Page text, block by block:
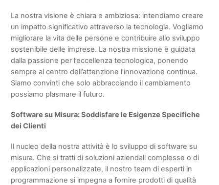
La nostra visione è chiara e ambiziosa: intendiamo creare
un impatto significativo attraverso la tecnologia. Vogliamo
migliorare la vita delle persone e contribuire allo sviluppo
sostenibile delle imprese. La nostra missione è guidata
dalla passione per l’eccellenza tecnologica, ponendo
sempre al centro dell’attenzione l’innovazione continua.
Siamo convinti che solo abbracciando il cambiamento
possiamo plasmare il futuro.
Software su Misura: Soddisfare le Esigenze Specifiche
dei Clienti
Il nucleo della nostra attività è lo sviluppo di software su
misura. Che si tratti di soluzioni aziendali complesse o di
applicazioni personalizzate, il nostro team di esperti in
programmazione si impegna a fornire prodotti di qualità